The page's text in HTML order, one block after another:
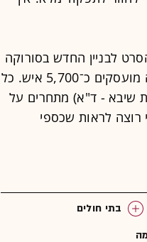
לבניין החדש בסורוקה
- פיצוי לתושבי הנגב על 65 שנות הקרבה. אלא שבסורוקה מועסקים כ־5,700 איש. כל
שיבא - ד"א) מתחרים על
רוצה לראות שכספי
בתי חולים